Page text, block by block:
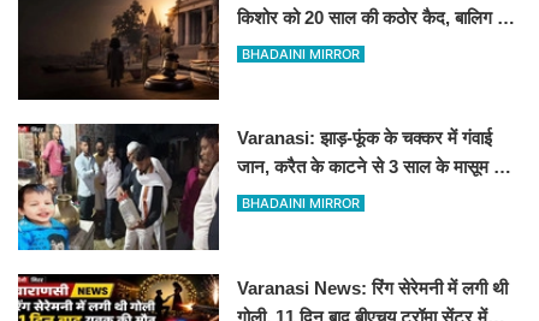
किशोर को 20 साल की कठोर कैद, बालिग की
तरह चला मुकदमा
BHADAINI MIRROR
Varanasi: झाड़-फूंक के चक्कर में गंवाई
जान, करैत के काटने से 3 साल के मासूम की
मौत
BHADAINI MIRROR
Varanasi News: रिंग सेरेमनी में लगी थी
गोली, 11 दिन बाद बीएचयू ट्रॉमा सेंटर में